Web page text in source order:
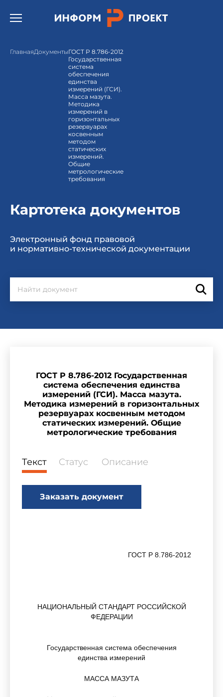
Открыть бургер меню.
ГлавнаяДокументыГОСТ Р 8.786-2012
Государственная
система
обеспечения
единства
измерений (ГСИ).
Масса мазута.
Методика
измерений в
горизонтальных
резервуарах
косвенным
методом
статических
измерений.
Общие
метрологические
требования
Картотека документов
Электронный фонд правовой
и нормативно-технической документации
ГОСТ Р 8.786-2012 Государственная
система обеспечения единства
измерений (ГСИ). Масса мазута.
Методика измерений в горизонтальных
резервуарах косвенным методом
статических измерений. Общие
метрологические требования
Текст Статус Описание
Заказать документ
ГОСТ Р 8.786-2012
НАЦИОНАЛЬНЫЙ СТАНДАРТ РОССИЙСКОЙ
ФЕДЕРАЦИИ
Государственная система обеспечения
единства измерений
МАССА МАЗУТА